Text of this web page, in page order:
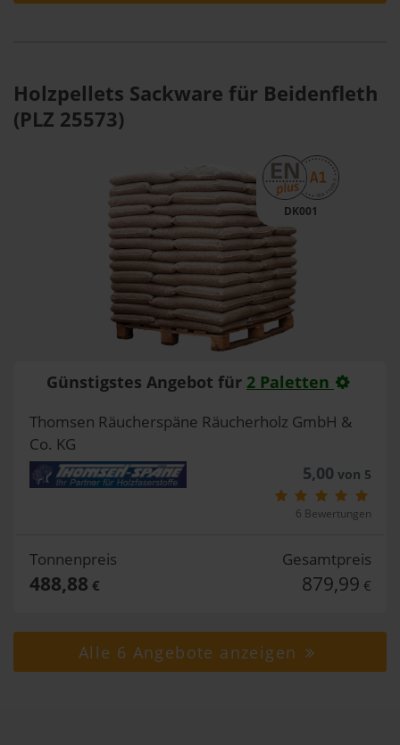
Holzpellets Sackware für Beidenfleth
(PLZ 25573)
DK001
Günstigstes Angebot für 2 Paletten
Thomsen Räucherspäne Räucherholz GmbH &
Co. KG
5,00 von 5
6 Bewertungen
Tonnenpreis
488,88 €
Gesamtpreis
879,99 €
Alle 6 Angebote anzeigen